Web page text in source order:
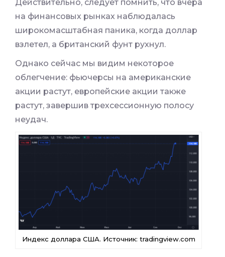
Действительно, следует помнить, что вчера
на финансовых рынках наблюдалась
широкомасштабная паника, когда доллар
взлетел, а британский фунт рухнул.
Однако сейчас мы видим некоторое
облегчение: фьючерсы на американские
акции растут, европейские акции также
растут, завершив трехсессионную полосу
неудач.
Индекс доллара США. Источник: tradingview.com